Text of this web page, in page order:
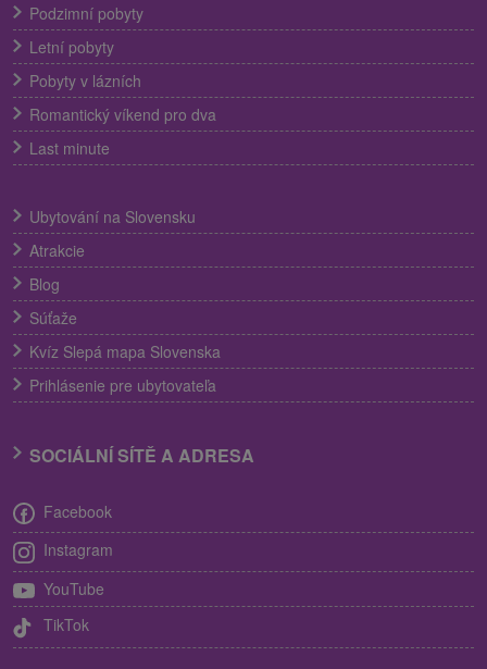
Podzimní pobyty
Letní pobyty
Pobyty v lázních
Romantický víkend pro dva
Last minute
Ubytování na Slovensku
Atrakcie
Blog
Súťaže
Kvíz Slepá mapa Slovenska
Prihlásenie pre ubytovateľa
SOCIÁLNÍ SÍTĚ A ADRESA
Facebook
Instagram
YouTube
TikTok